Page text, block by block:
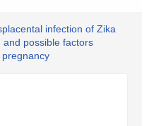
infection of Zika
and possible factors